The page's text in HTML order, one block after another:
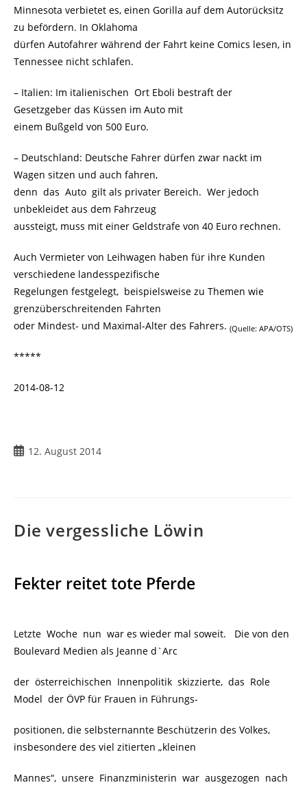
Minnesota verbietet es, einen Gorilla auf dem Autorücksitz
zu befördern. In Oklahoma
dürfen Autofahrer während der Fahrt keine Comics lesen, in
Tennessee nicht schlafen.
– Italien: Im italienischen Ort Eboli bestraft der
Gesetzgeber das Küssen im Auto mit
einem Bußgeld von 500 Euro.
– Deutschland: Deutsche Fahrer dürfen zwar nackt im
Wagen sitzen und auch fahren,
denn das Auto gilt als privater Bereich. Wer jedoch
unbekleidet aus dem Fahrzeug
aussteigt, muss mit einer Geldstrafe von 40 Euro rechnen.
Auch Vermieter von Leihwagen haben für ihre Kunden
verschiedene landesspezifische
Regelungen festgelegt, beispielsweise zu Themen wie
grenzüberschreitenden Fahrten
oder Mindest- und Maximal-Alter des Fahrers. (Quelle: APA/OTS)
*****
2014-08-12
Beitrag12. August 2014
Die vergessliche Löwin
Fekter reitet tote Pferde
Letzte Woche nun war es wieder mal soweit. Die von den
Boulevard Medien als Jeanne d`Arc
der österreichischen Innenpolitik skizzierte, das Role
Model der ÖVP für Frauen in Führungs-
positionen, die selbsternannte Beschützerin des Volkes,
insbesondere des viel zitierten „kleinen
Mannes“, unsere Finanzministerin war ausgezogen nach